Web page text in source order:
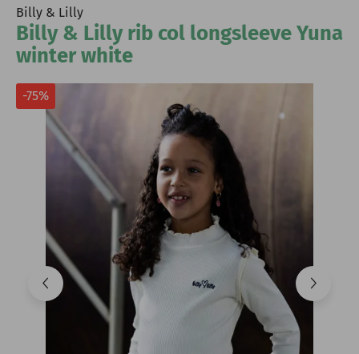
Volg ons:
Billy & Lilly
Billy & Lilly rib col longsleeve Yuna
winter white
-75%